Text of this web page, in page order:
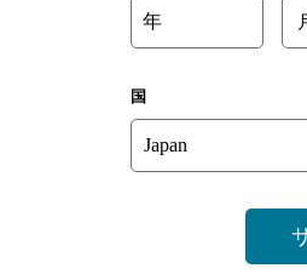
間などの掲載情報については、 予告なしに
年
国